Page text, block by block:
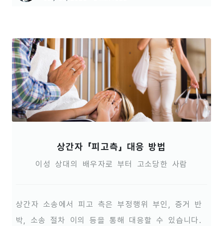
상간자 「피고측」 대응 방법
이성 상대의 배우자로 부터 고소당한 사람
상간자 소송에서 피고 측은 부정행위 부인, 증거 반
박, 소송 절차 이의 등을 통해 대응할 수 있습니다.